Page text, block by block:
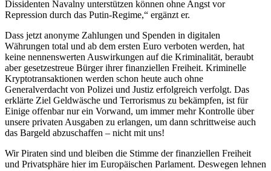
Dissidenten Navalny unterstützen können ohne Angst vor
Repression durch das Putin-Regime,“ ergänzt er.
Dass jetzt anonyme Zahlungen und Spenden in digitalen
Währungen total und ab dem ersten Euro verboten werden, hat
keine nennenswerten Auswirkungen auf die Kriminalität, beraubt
aber gesetzestreue Bürger ihrer finanziellen Freiheit. Kriminelle
Kryptotransaktionen werden schon heute auch ohne
Generalverdacht von Polizei und Justiz erfolgreich verfolgt. Das
erklärte Ziel Geldwäsche und Terrorismus zu bekämpfen, ist für
Einige offenbar nur ein Vorwand, um immer mehr Kontrolle über
unsere privaten Ausgaben zu erlangen, um dann schrittweise auch
das Bargeld abzuschaffen – nicht mit uns!
Wir Piraten sind und bleiben die Stimme der finanziellen Freiheit
und Privatsphäre hier im Europäischen Parlament. Deswegen lehnen